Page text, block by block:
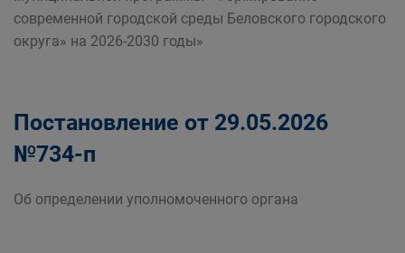
современной городской среды Беловского городского
округа» на 2026-2030 годы»
Постановление от 29.05.2026
№734-п
Об определении уполномоченного органа